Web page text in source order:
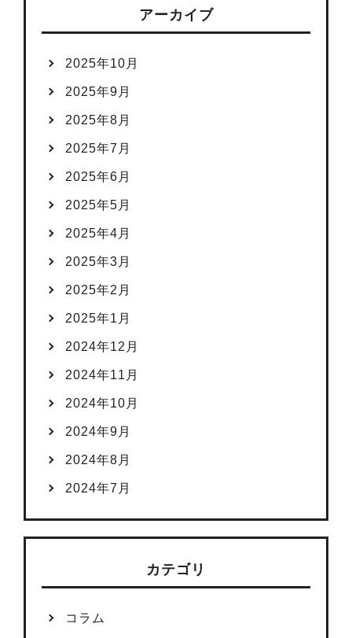
アーカイブ
2025年10月
2025年9月
2025年8月
2025年7月
2025年6月
2025年5月
2025年4月
2025年3月
2025年2月
2025年1月
2024年12月
2024年11月
2024年10月
2024年9月
2024年8月
2024年7月
カテゴリ
コラム